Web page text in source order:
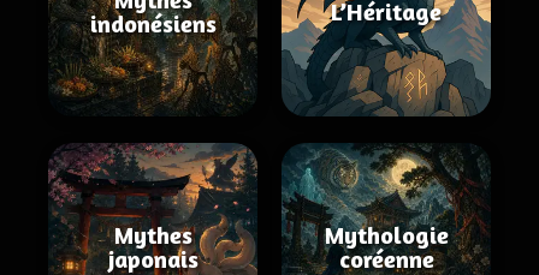
indonésiens
L’Héritage
Mythes
japonais
Mythologie
coréenne